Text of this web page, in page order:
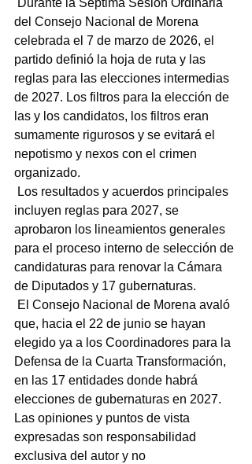
Durante la Séptima Sesión Ordinaria
del Consejo Nacional de Morena
celebrada el 7 de marzo de 2026, el
partido definió la hoja de ruta y las
reglas para las elecciones intermedias
de 2027. Los filtros para la elección de
las y los candidatos, los filtros eran
sumamente rigurosos y se evitará el
nepotismo y nexos con el crimen
organizado.
Los resultados y acuerdos principales
incluyen reglas para 2027, se
aprobaron los lineamientos generales
para el proceso interno de selección de
candidaturas para renovar la Cámara
de Diputados y 17 gubernaturas.
El Consejo Nacional de Morena avaló
que, hacia el 22 de junio se hayan
elegido ya a los Coordinadores para la
Defensa de la Cuarta Transformación,
en las 17 entidades donde habrá
elecciones de gubernaturas en 2027.
Las opiniones y puntos de vista
expresadas son responsabilidad
exclusiva del autor y no